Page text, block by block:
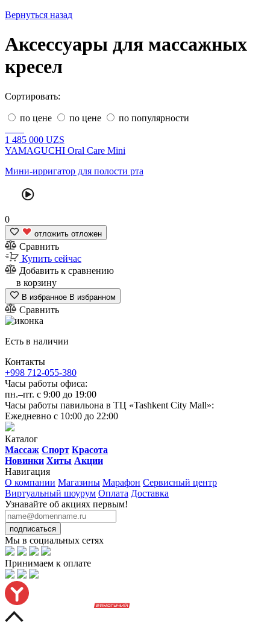
Вернуться назад
Аксессуары для массажных
кресел
Сортировать:
по цене по цене по популярности
1 485 000 UZS
YAMAGUCHI Oral Care Mini
Мини-ирригатор для полости рта
0
отложить отложен
Сравнить
Купить сейчас
Добавить к сравнению
в корзину
В избранное В избранном
Сравнить
Есть в наличии
Контакты
+998 712-055-380
Часы работы офиса:
пн.–пт. с 9:00 до 19:00
Часы работы павильона в ТЦ «Tashkent City Mall»:
Ежедневно с 10:00 до 22:00
Каталог
Массаж Спорт Красота
Новинки Хиты Акции
Навигация
О компании Магазины Марафон Сервисный центр
Виртуальный шоурум Оплата Доставка
Узнавайте об акциях первым!
подписаться
Мы в социальных сетях
Принимаем к оплате